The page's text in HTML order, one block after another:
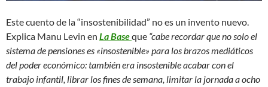
Este cuento de la “insostenibilidad” no es un invento nuevo.
Explica Manu Levin en La Baseque “cabe recordar que no solo el
sistema de pensiones es «insostenible» para los brazos mediáticos
del poder económico: también era insostenible acabar con el
trabajo infantil, librar los fines de semana, limitar la jornada a ocho